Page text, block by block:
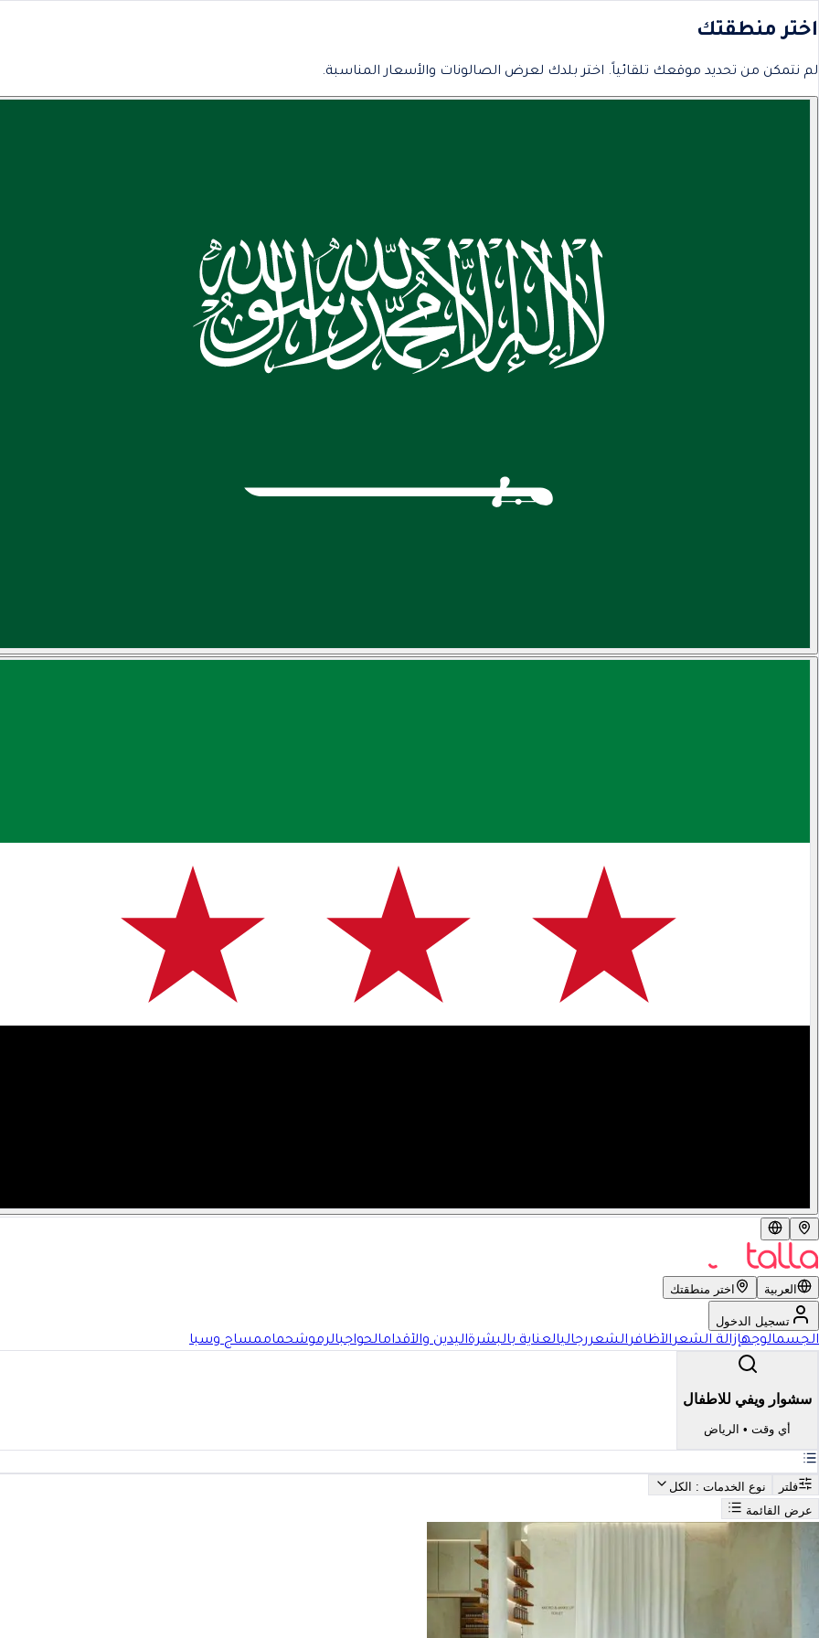
اختر منطقتك
لم نتمكن من تحديد موقعك تلقائياً. اختر بلدك لعرض الصالونات والأسعار المناسبة.
العربية اختر منطقتك
تسجيل الدخول
الجسمالوجهإزالة الشعرالأظافرالشعررجاليالعناية بالبشرةاليدين والأقدامالحواجبالرموشحماممساج وسبا
سشوار ويفي للاطفال
أي وقت • الرياض
فلتر نوع الخدمات : الكل
عرض القائمة